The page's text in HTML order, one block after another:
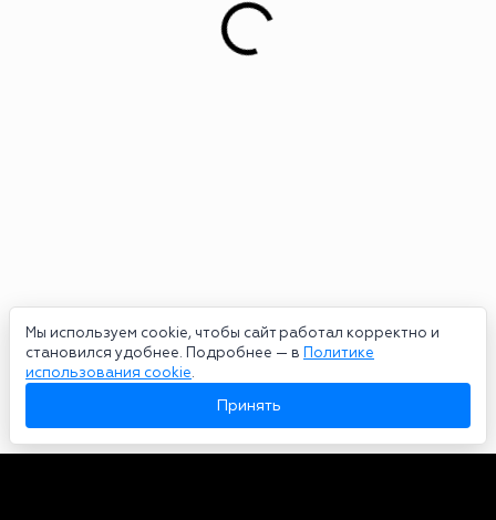
Мы используем cookie, чтобы сайт работал корректно и
становился удобнее. Подробнее — в Политике
использования cookie.
Принять